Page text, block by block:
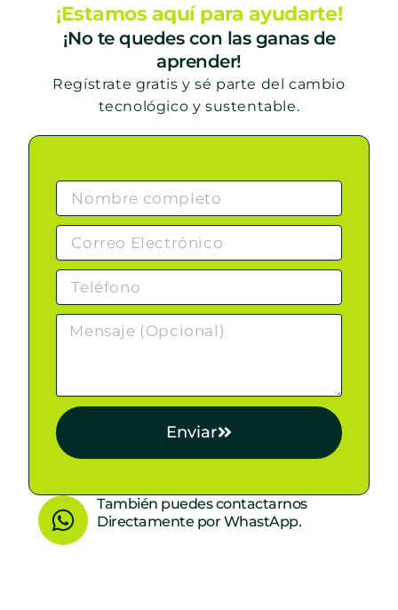
¡Estamos aquí para ayudarte!
¡No te quedes con las ganas de
aprender!
Regístrate gratis y sé parte del cambio
tecnológico y sustentable.
Enviar
W
h
También puedes contactarnos
Directamente por WhastApp.